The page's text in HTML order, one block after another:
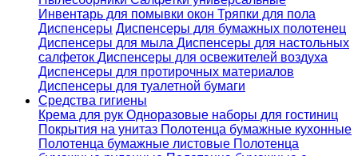
Инвентарь для помывки окон Тряпки для пола
Диспенсеры Диспенсеры для бумажных полотенец
Диспенсеры для мыла Диспенсеры для настольных
салфеток Диспенсеры для освежителей воздуха
Диспенсеры для протирочных материалов
Диспенсеры для туалетной бумаги
Средства гигиены
Крема для рук Одноразовые наборы для гостиниц
Покрытия на унитаз Полотенца бумажные кухонные
Полотенца бумажные листовые Полотенца